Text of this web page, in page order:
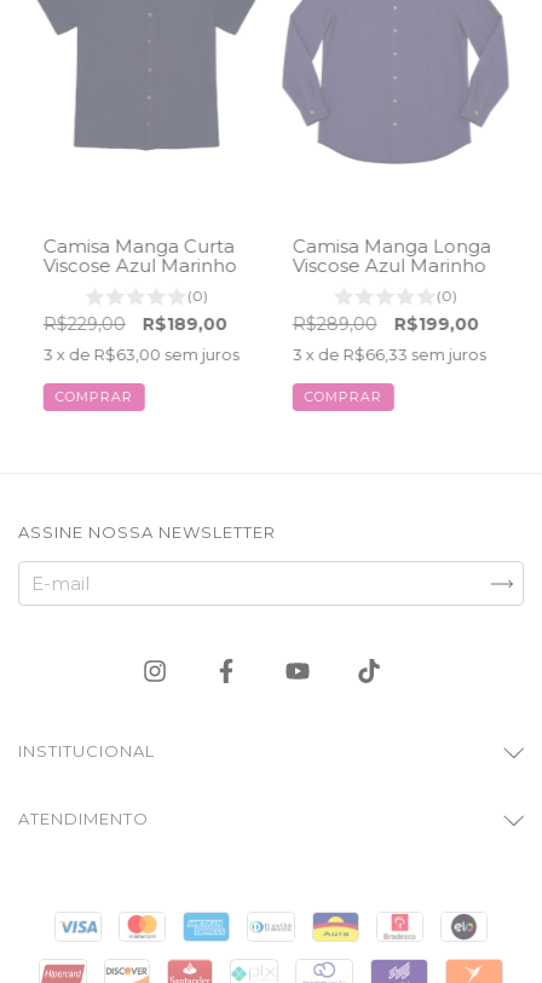
Camisa Manga Curta
Viscose Azul Marinho
(0)
R$229,00 R$189,00
3 x de R$63,00 sem juros
COMPRAR
Camisa Manga Longa
Viscose Azul Marinho
(0)
R$289,00 R$199,00
3 x de R$66,33 sem juros
COMPRAR
ASSINE NOSSA NEWSLETTER
INSTITUCIONAL
ATENDIMENTO